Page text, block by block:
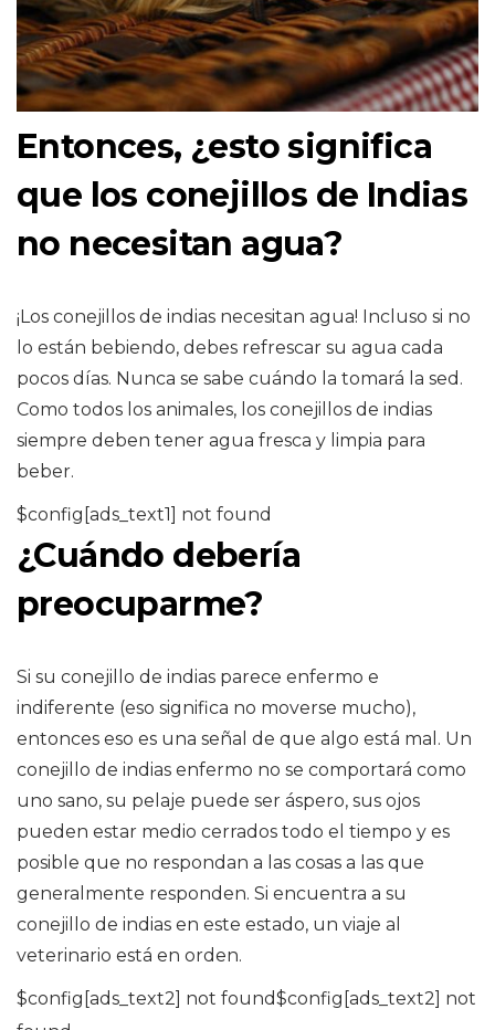
Entonces, ¿esto significa
que los conejillos de Indias
no necesitan agua?
¡Los conejillos de indias necesitan agua! Incluso si no
lo están bebiendo, debes refrescar su agua cada
pocos días. Nunca se sabe cuándo la tomará la sed.
Como todos los animales, los conejillos de indias
siempre deben tener agua fresca y limpia para
beber.
$config[ads_text1] not found
¿Cuándo debería
preocuparme?
Si su conejillo de indias parece enfermo e
indiferente (eso significa no moverse mucho),
entonces eso es una señal de que algo está mal. Un
conejillo de indias enfermo no se comportará como
uno sano, su pelaje puede ser áspero, sus ojos
pueden estar medio cerrados todo el tiempo y es
posible que no respondan a las cosas a las que
generalmente responden. Si encuentra a su
conejillo de indias en este estado, un viaje al
veterinario está en orden.
$config[ads_text2] not found$config[ads_text2] not